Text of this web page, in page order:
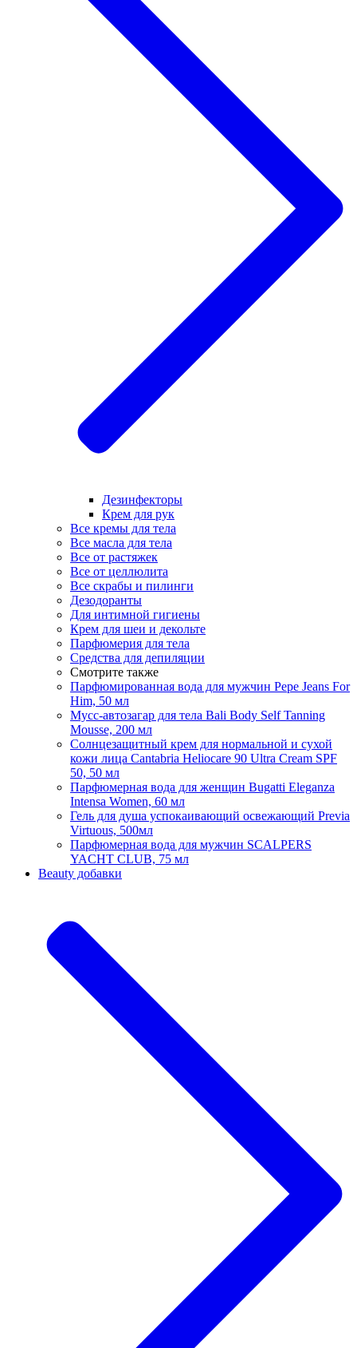
Дезинфекторы
Крем для рук
Все кремы для тела
Все масла для тела
Все от растяжек
Все от целлюлита
Все скрабы и пилинги
Дезодоранты
Для интимной гигиены
Крем для шеи и декольте
Парфюмерия для тела
Средства для депиляции
Смотрите также
Парфюмированная вода для мужчин Pepe Jeans For
Him, 50 мл
Мусс-автозагар для тела Bali Body Self Tanning
Mousse, 200 мл
Солнцезащитный крем для нормальной и сухой
кожи лица Cantabria Heliocare 90 Ultra Cream SPF
50, 50 мл
Парфюмерная вода для женщин Bugatti Eleganza
Intensa Women, 60 мл
Гель для душа успокаивающий освежающий Previa
Virtuous, 500мл
Парфюмерная вода для мужчин SCALPERS
YACHT CLUB, 75 мл
Beauty добавки